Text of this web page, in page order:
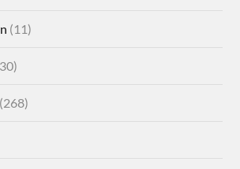
(11)
(268)